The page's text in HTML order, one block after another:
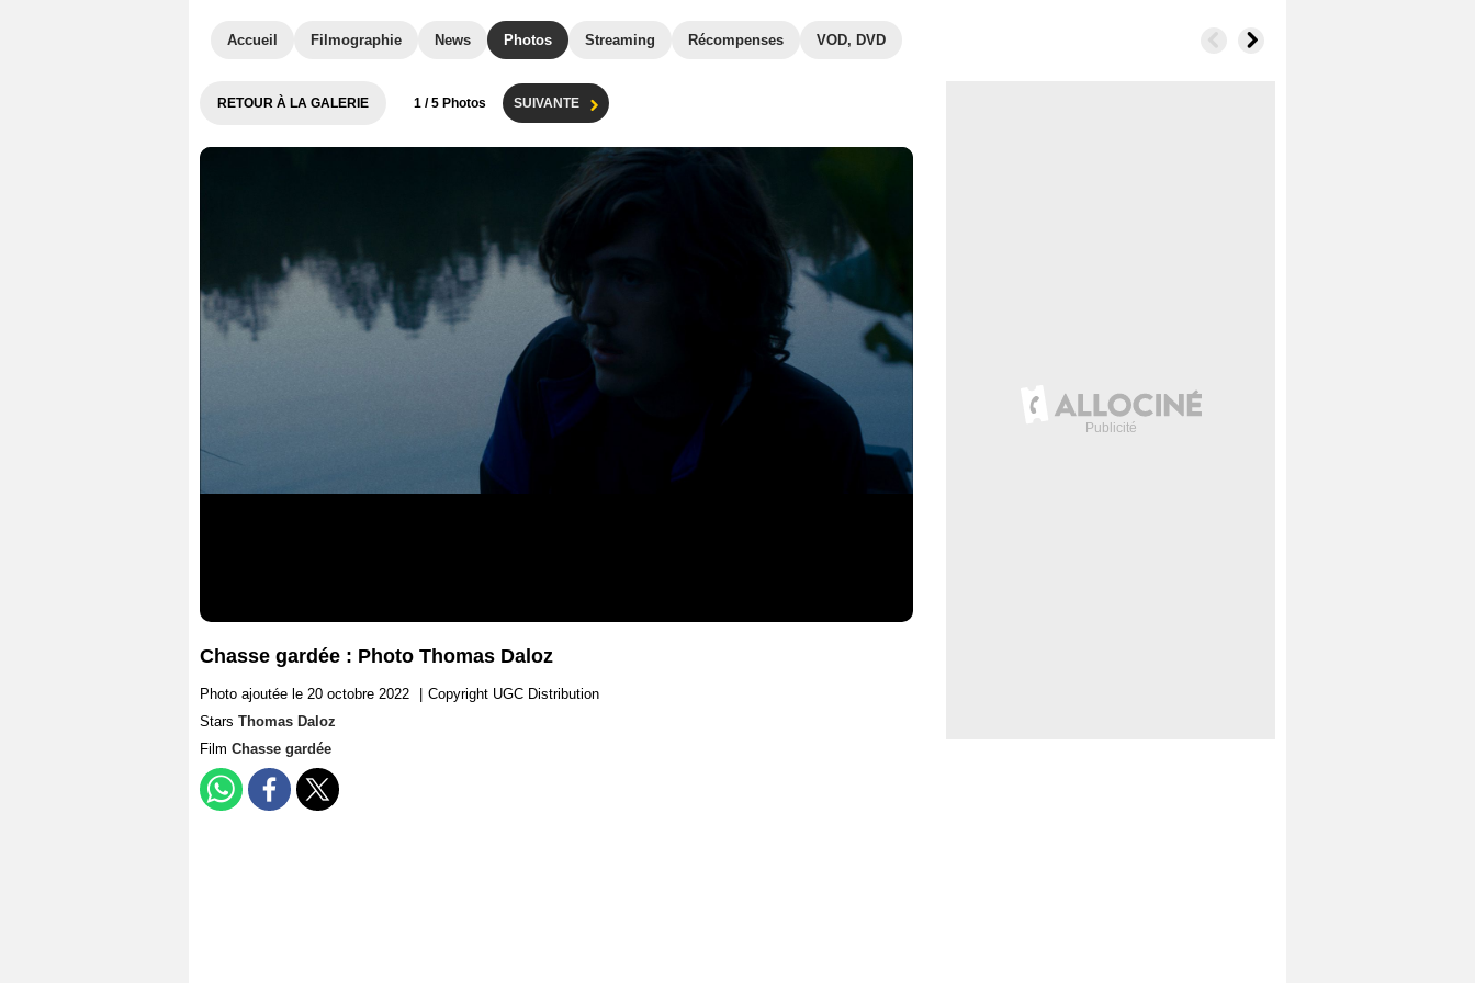
Accueil Filmographie News Photos Streaming Récompenses VOD, DVD
RETOUR À LA GALERIE 1 / 5 Photos SUIVANTE
Chasse gardée : Photo Thomas Daloz
Photo ajoutée le 20 octobre 2022
Copyright UGC Distribution
Stars Thomas Daloz
Film Chasse gardée